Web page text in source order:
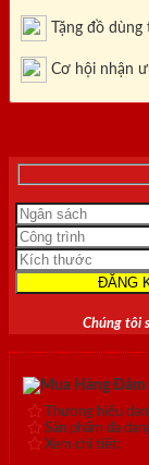
Tặng đồ
Cơ hội nhận
Chúng tôi
Thương hiệu
Sản phẩm đa
Xem chi tiết: